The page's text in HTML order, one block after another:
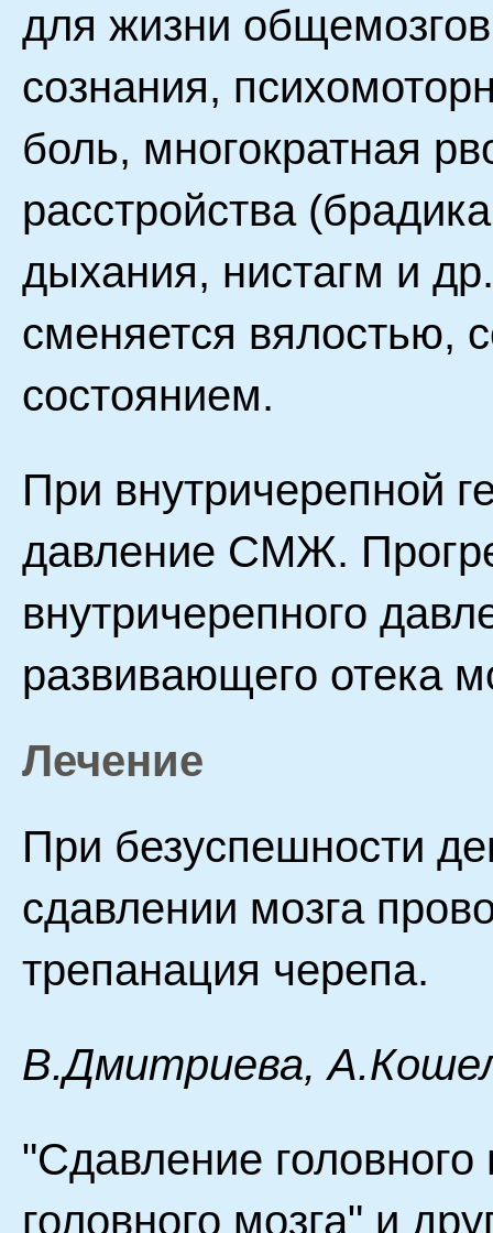
для жизни
сознания,
боль, многократная
расстройства
дыхания, нистагм и
сменяется вялостью,
состоянием.
При внутричерепной
давление СМЖ.
внутричерепного
развивающего отека
Лечение
При безуспешности
сдавлении мозга
трепанация черепа.
В.Дмитриева,
"Сдавление
головного мозга" и